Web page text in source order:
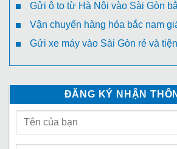
Gửi ô to từ Hà Nội vào Sài Gòn
Vận chuyển hàng hóa bắc nam
Gửi xe máy vào Sài Gòn rẻ và
ĐĂNG KÝ NHẬN